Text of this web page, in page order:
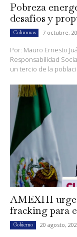
Pobreza
desafíos y
Columnas 7 octubre,
Por: Mauro Ernesto
Responsabilidad
un tercio de la
AMEXHI urge
fracking para
Gobierno 20 agosto,